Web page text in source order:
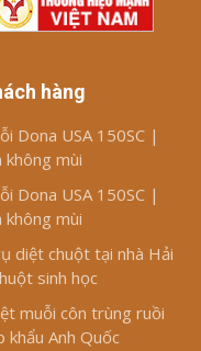
hàng
Dona USA 150SC |
không mùi
Dona USA 150SC |
không mùi
diệt chuột tại nhà Hải
sinh học
muỗi côn trùng ruồi
khẩu Anh Quốc